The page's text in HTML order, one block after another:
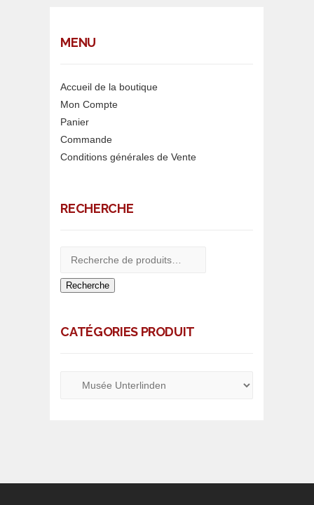
MENU
Accueil de la boutique
Mon Compte
Panier
Commande
Conditions générales de Vente
RECHERCHE
Recherche
CATÉGORIES PRODUIT